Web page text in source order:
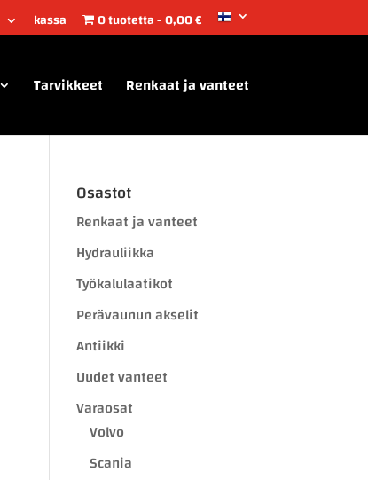
kassa 0 tuotetta 0,00 €
Tarvikkeet Renkaat ja vanteet
Osastot
Renkaat ja vanteet
Hydrauliikka
Työkalulaatikot
Perävaunun akselit
Antiikki
Uudet vanteet
Varaosat
Volvo
Scania